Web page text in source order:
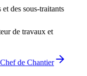
des sous-traitants
de travaux et
Chef de Chantier